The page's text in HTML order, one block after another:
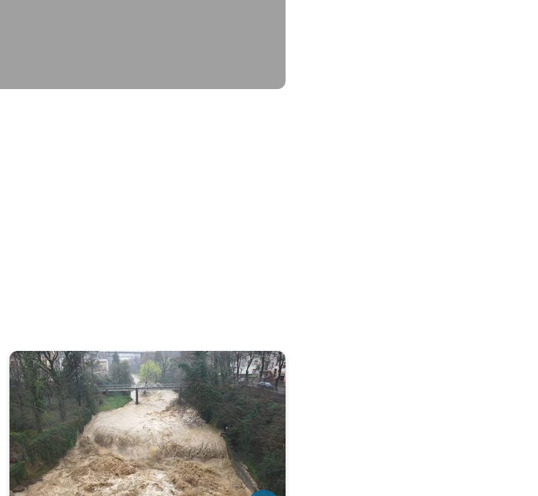
Auto's vast in watermassa's. Overstromingen Toscane. . .